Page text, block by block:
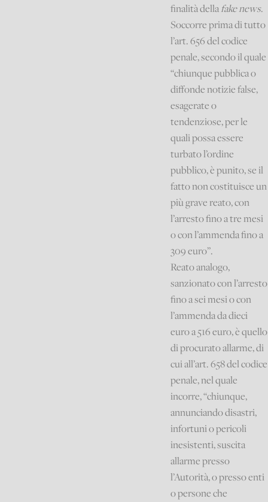
finalità dellafake news.
Soccorre prima di tutto
l’art. 656 del codice
penale, secondo il quale
“chiunque pubblica o
diffonde notizie false,
esagerate o
tendenziose, per le
quali possa essere
turbato l’ordine
pubblico, è punito, se il
fatto non costituisce un
più grave reato, con
l’arresto fino a tre mesi
o con l’ammenda fino a
309 euro”.
Reato analogo,
sanzionato con l’arresto
fino a sei mesi o con
l’ammenda da dieci
euro a 516 euro, è quello
di procurato allarme, di
cui all’art. 658 del codice
penale, nel quale
incorre, “chiunque,
annunciando disastri,
infortuni o pericoli
inesistenti, suscita
allarme presso
l’Autorità, o presso enti
o persone che